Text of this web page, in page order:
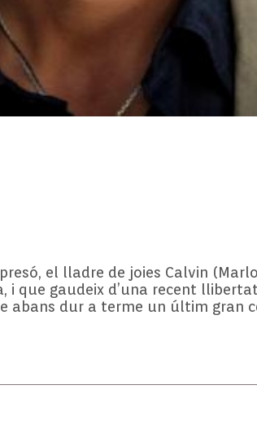
el lladre de joies Calvin
i que gaudeix d’una recent
abans dur a terme un últim gran